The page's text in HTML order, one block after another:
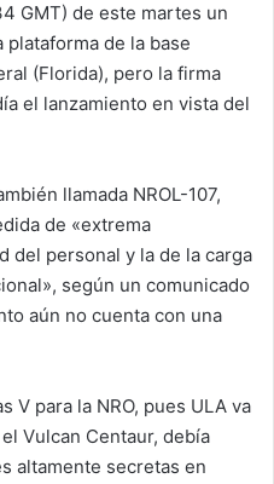
GMT) de este martes un
plataforma de la base
(Florida), pero la firma
el lanzamiento en vista del
llamada NROL-107,
de «extrema
del personal y la de la carga
según un comunicado
aún no cuenta con una
V para la NRO, pues ULA va
Vulcan Centaur, debía
altamente secretas en